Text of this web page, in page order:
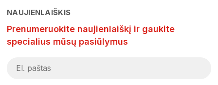
NAUJIENLAIŠKIS
Prenumeruokite naujienlaiškį ir gaukite
specialius mūsų pasiūlymus